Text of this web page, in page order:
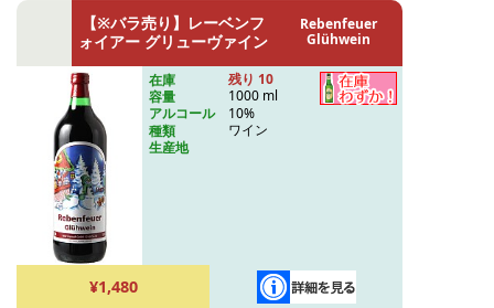
【※バラ売り】レーベンフ
ォイアー グリューヴァイン
Rebenfeuer
Glühwein
在庫
残り 10
容量
1000 ml
アルコール
10%
種類
ワイン
生産地
¥1,480